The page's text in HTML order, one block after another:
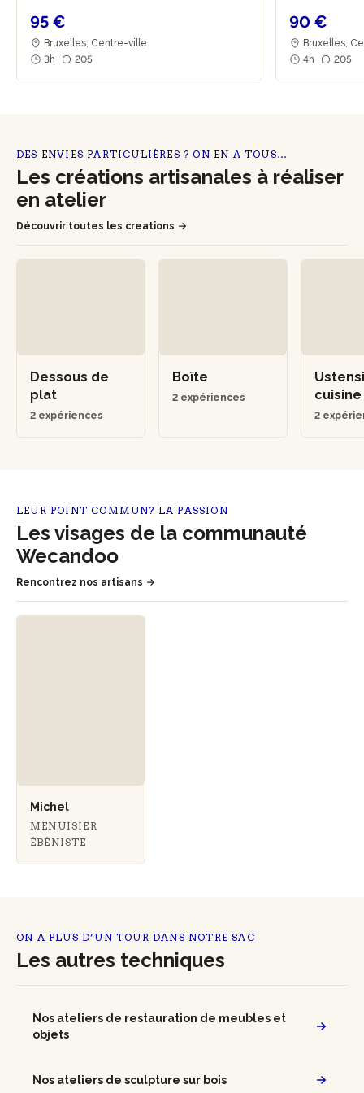
95 €
Bruxelles, Centre-ville
3h
205
90 €
Bruxelles,
4h
205
DES ENVIES PARTICULIÈRES ? ON EN A TOUS…
Les créations artisanales à réaliser
en atelier
Découvrir toutes les creations
Dessous de
plat
2 expériences
Boîte
2 expériences
cuisine
2
LEUR POINT COMMUN? LA PASSION
Les visages de la communauté
Wecandoo
Rencontrez nos artisans
Michel
MENUISIER
ÉBÉNISTE
ON A PLUS D’UN TOUR DANS NOTRE SAC
Les autres techniques
Nos ateliers de restauration de meubles et
objets
Nos ateliers de sculpture sur bois